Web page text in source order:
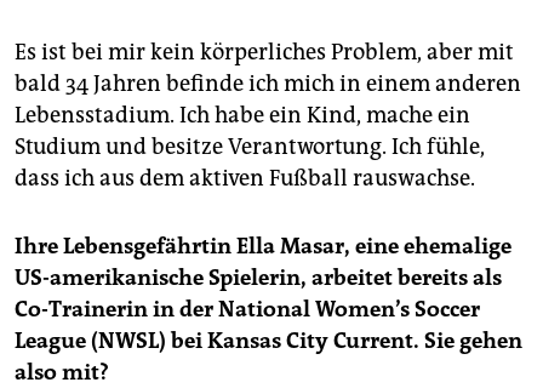
Es ist bei mir kein körperliches Problem, aber mit
bald 34 Jahren befinde ich mich in einem anderen
Lebensstadium. Ich habe ein Kind, mache ein
Studium und besitze Verantwortung. Ich fühle,
dass ich aus dem aktiven Fußball rauswachse.
Ihre Lebensgefährtin Ella Masar, eine ehemalige
US-amerikanische Spielerin, arbeitet bereits als
Co-Trainerin in der National Women’s Soccer
League (NWSL) bei Kansas City Current. Sie gehen
also mit?